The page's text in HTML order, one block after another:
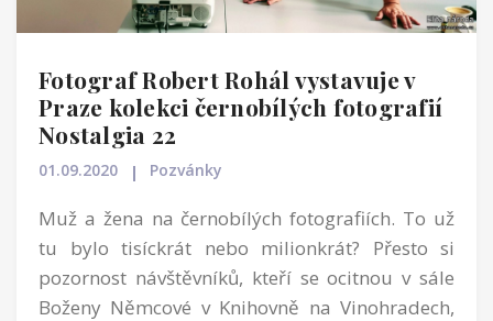
Fotograf Robert Rohál vystavuje v
Praze kolekci černobílých fotografií
Nostalgia 22
01.09.2020 Pozvánky
Muž a žena na černobílých fotografiích. To už
tu bylo tisíckrát nebo milionkrát? Přesto si
pozornost návštěvníků, kteří se ocitnou v sále
Boženy Němcové v Knihovně na Vinohradech,